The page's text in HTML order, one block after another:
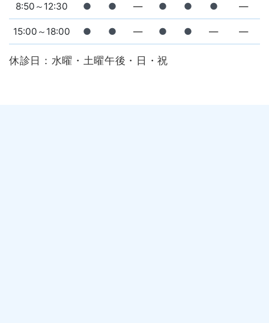
8:50～12:30 ● ● ― ● ● ● ―
15:00～18:00 ● ● ― ● ● ― ―
休診日：水曜・土曜午後・日・祝